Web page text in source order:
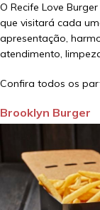
O Recife Love
que visitará cada
apresentação,
atendimento,
Confira todos os
Brooklyn Burger